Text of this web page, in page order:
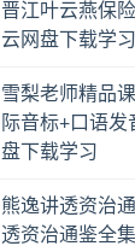
晋江叶云燕保
云网盘下载学习
雪梨老师精品
际音标+口语发
盘下载学习
熊逸讲透资治
透资治通鉴全